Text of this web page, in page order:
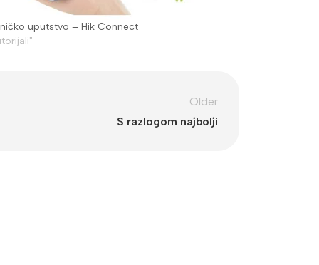
uputstvo – Hik Connect
Older
S razlogom najbolji